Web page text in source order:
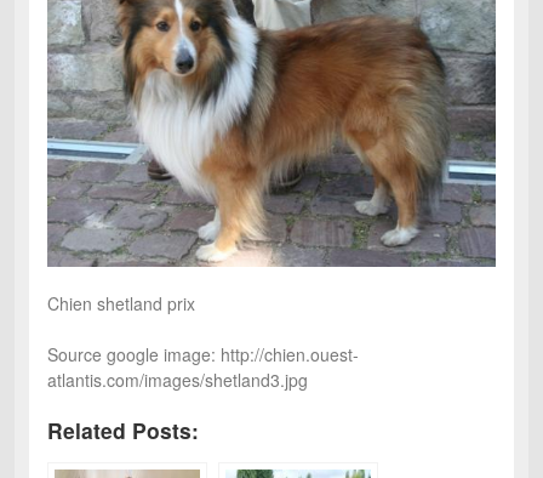
Chien shetland prix
Source google image: http://chien.ouest-
atlantis.com/images/shetland3.jpg
Related Posts: